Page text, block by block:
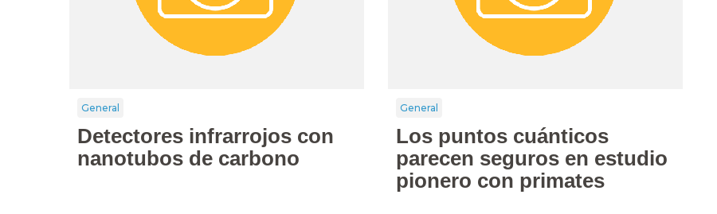
General
Detectores infrarrojos con
nanotubos de carbono
General
Los puntos cuánticos
parecen seguros en estudio
pionero con primates